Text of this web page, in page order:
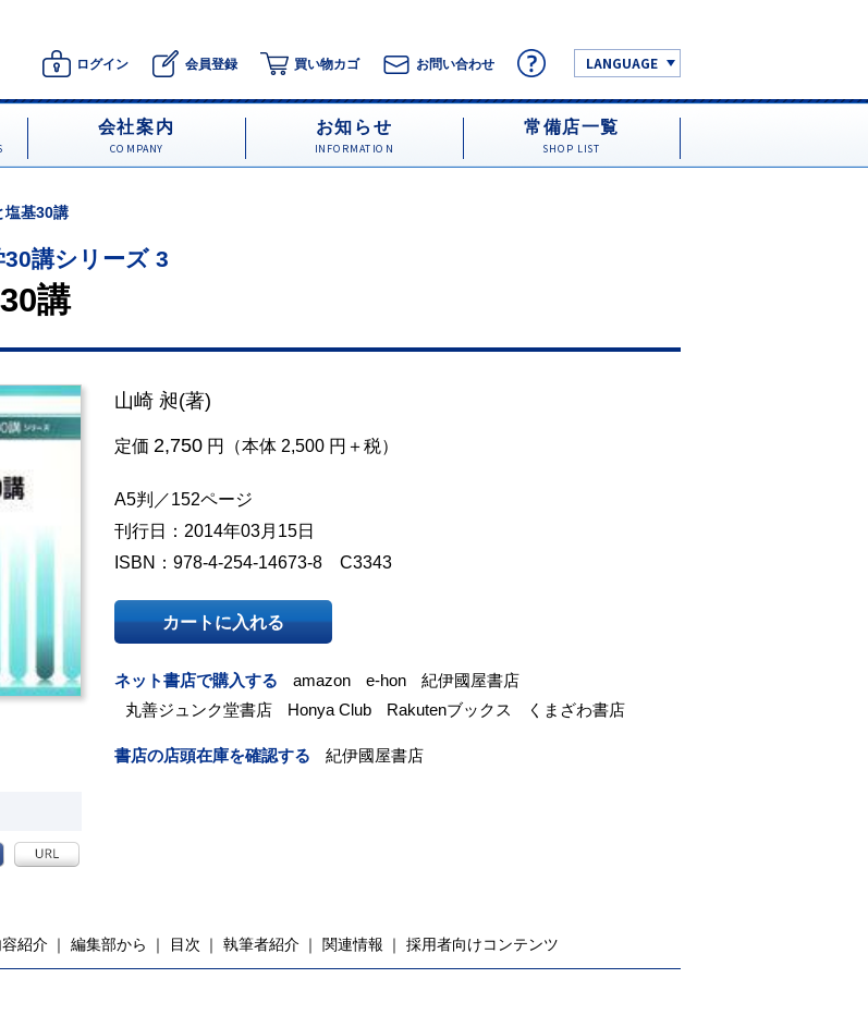
ログイン 会員登録 買い物カゴ お問い合わせ LANGUAGE
会社案内
COMPANY
お知らせ
INFORMATION
常備店一覧
SHOP LIST
塩基30講
講シリーズ 3
講
山崎 昶(著)
定価 2,750 円（本体 2,500 円＋税）
A5判／152ページ
刊行日：2014年03月15日
ISBN：978-4-254-14673-8 C3343
カートに入れる
ネット書店で購入する amazon e-hon
紀伊國屋書店
丸善ジュンク堂書店
Honya Club Rakutenブックス くまざわ書店
書店の店頭在庫を確認する 紀伊國屋書店
容紹介 編集部から 目次 執筆者紹介 関連情報 採用者向けコンテンツ